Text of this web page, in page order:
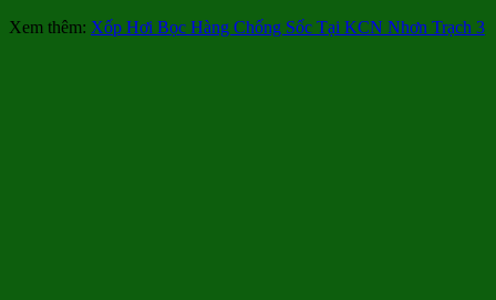
Xem thêm: Xốp Hơi Bọc Hàng Chống Sốc Tại KCN Nhơn Trạch 3